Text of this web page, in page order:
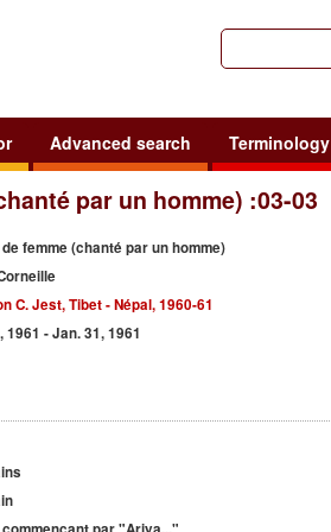
Advanced search Terminology
par un homme) :03-03
femme (chanté par un homme)
C. Jest, Tibet - Népal, 1960-61
1961 - Jan. 31, 1961